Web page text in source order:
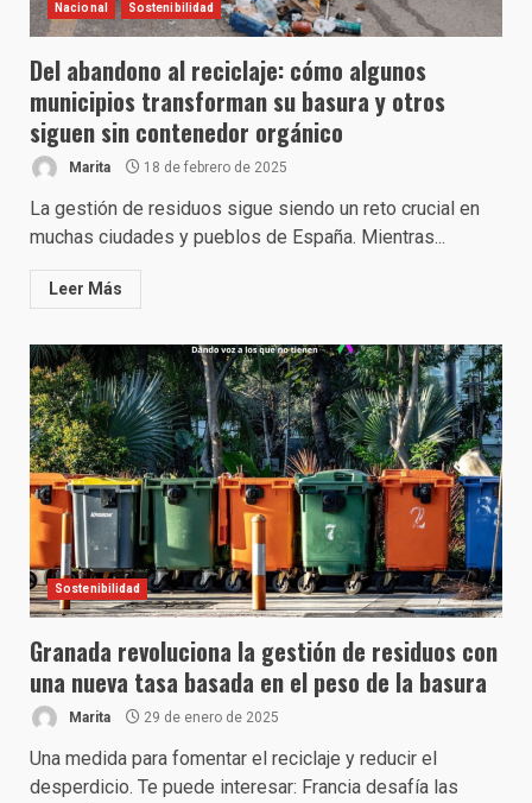
Nacional Sostenibilidad
Del abandono al reciclaje: cómo algunos
municipios transforman su basura y otros
siguen sin contenedor orgánico
Marita 18 de febrero de 2025
La gestión de residuos sigue siendo un reto crucial en
muchas ciudades y pueblos de España. Mientras...
Leer Más
Sostenibilidad
Granada revoluciona la gestión de residuos con
una nueva tasa basada en el peso de la basura
Marita 29 de enero de 2025
Una medida para fomentar el reciclaje y reducir el
desperdicio. Te puede interesar: Francia desafía las